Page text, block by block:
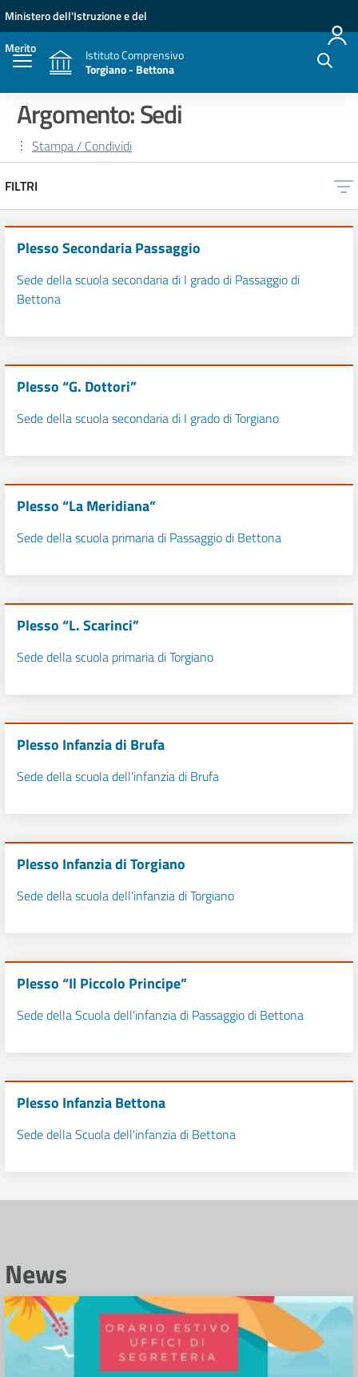
Vai ai contenuti
Vai al menu di navigazione
Vai al footer
Ministero dell'Istruzione e del
Merito
Istituto Comprensivo
Torgiano - Bettona
Argomento: Sedi
Stampa / Condividi
FILTRI
Plesso Secondaria Passaggio
Sede della scuola secondaria di I grado di Passaggio di
Bettona
Plesso “G. Dottori”
Sede della scuola secondaria di I grado di Torgiano
Plesso “La Meridiana”
Sede della scuola primaria di Passaggio di Bettona
Plesso “L. Scarinci”
Sede della scuola primaria di Torgiano
Plesso Infanzia di Brufa
Sede della scuola dell'infanzia di Brufa
Plesso Infanzia di Torgiano
Sede della scuola dell'infanzia di Torgiano
Plesso “Il Piccolo Principe”
Sede della Scuola dell'infanzia di Passaggio di Bettona
Plesso Infanzia Bettona
Sede della Scuola dell'infanzia di Bettona
News